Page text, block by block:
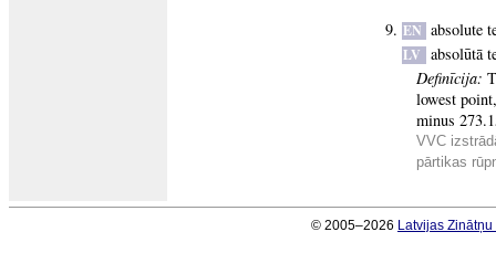
EN absolute
LV absolūtā
Definīcija:
lowest
minus
VVC
pārtikas
© 2005–2026 Latvijas